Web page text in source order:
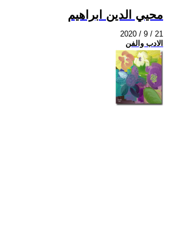
محيي الدين ابراهيم
2020 / 9 / 21
الادب والفن